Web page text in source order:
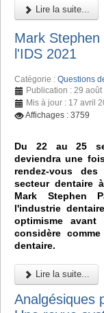
Lire la suite...
Mark
l'IDS 2021
Catégorie : Questions
Publication : 29 août
Mis à jour : 17 avril
Affichages : 3759
Du 22 au 25
deviendra une
rendez-vous
secteur dentaire
Mark Stephen
l'industrie
optimisme
considère
dentaire.
Lire la suite...
Analgésiques